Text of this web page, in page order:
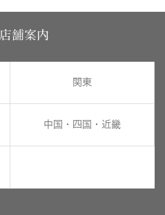
店舗案内
関東
中国・四国・近畿